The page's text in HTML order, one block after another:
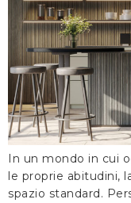
In un mondo in cui
le proprie abitudini,
spazio standard.